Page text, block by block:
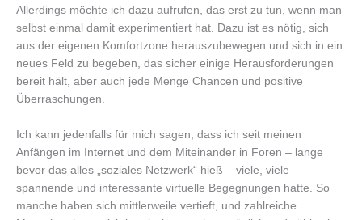
Allerdings möchte ich dazu aufrufen, das erst zu tun, wenn man
selbst einmal damit experimentiert hat. Dazu ist es nötig, sich
aus der eigenen Komfortzone herauszubewegen und sich in ein
neues Feld zu begeben, das sicher einige Herausforderungen
bereit hält, aber auch jede Menge Chancen und positive
Überraschungen.
Ich kann jedenfalls für mich sagen, dass ich seit meinen
Anfängen im Internet und dem Miteinander in Foren – lange
bevor das alles „soziales Netzwerk“ hieß – viele, viele
spannende und interessante virtuelle Begegnungen hatte. So
manche haben sich mittlerweile vertieft, und zahlreiche